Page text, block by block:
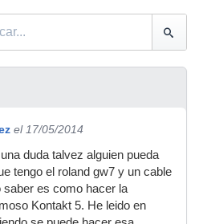
el 17/05/2014
duda talvez alguien pueda
tengo el roland gw7 y un cable
saber es como hacer la
Kontakt 5. He leido en